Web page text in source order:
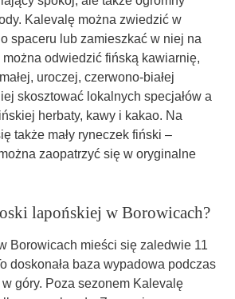
Kalevalę można zwiedzić w
spaceru lub zamieszkać w niej na
można odwiedzić fińską kawiarnię,
uroczej, czerwono-białej
skosztować lokalnych specjałów a
herbaty, kawy i kakao. Na
także mały ryneczek fiński –
zaopatrzyć się w oryginalne
lapońskiej w Borowicach?
Borowicach mieści się zaledwie 11
doskonała baza wypadowa podczas
w góry. Poza sezonem Kalevalę